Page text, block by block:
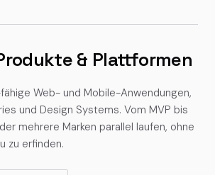
& Plattformen
Web- und Mobile-Anwendungen,
und Design Systems. Vom MVP bis
mehrere Marken parallel laufen, ohne
zu erfinden.